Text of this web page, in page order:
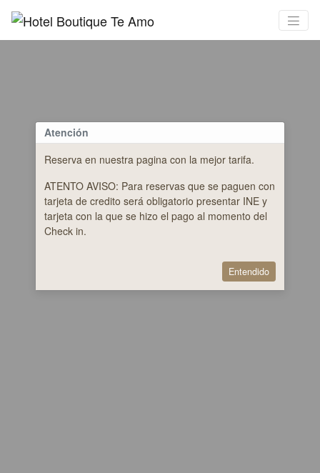
Atención
Reserva en nuestra pagina con la mejor tarifa.
ATENTO AVISO: Para reservas que se paguen con
tarjeta de credito será obligatorio presentar INE y
tarjeta con la que se hizo el pago al momento del
Check in.
Entendido